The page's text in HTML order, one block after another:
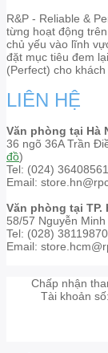
R&P - Reliable &
từng hoạt động
chủ yếu vào lĩnh
đặt mục tiêu đem
(Perfect) cho
LIÊN HỆ
Văn phòng tại Hà
36 ngõ 36A Trần
đồ)
Tel: (024) 36408561.
Email:
Văn phòng tại TP.
58/57 Nguyễn
Tel: (028) 38119870.
Email:
Chấp nhận
Tài khoản